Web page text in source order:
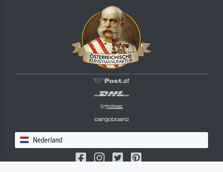
Nederland